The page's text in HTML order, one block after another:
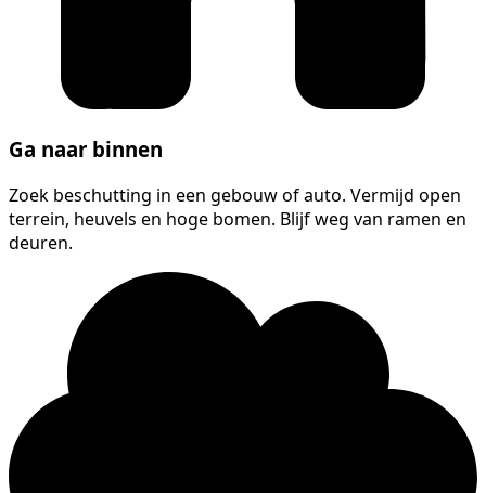
Ga naar binnen
Zoek beschutting in een gebouw of auto. Vermijd open
terrein, heuvels en hoge bomen. Blijf weg van ramen en
deuren.